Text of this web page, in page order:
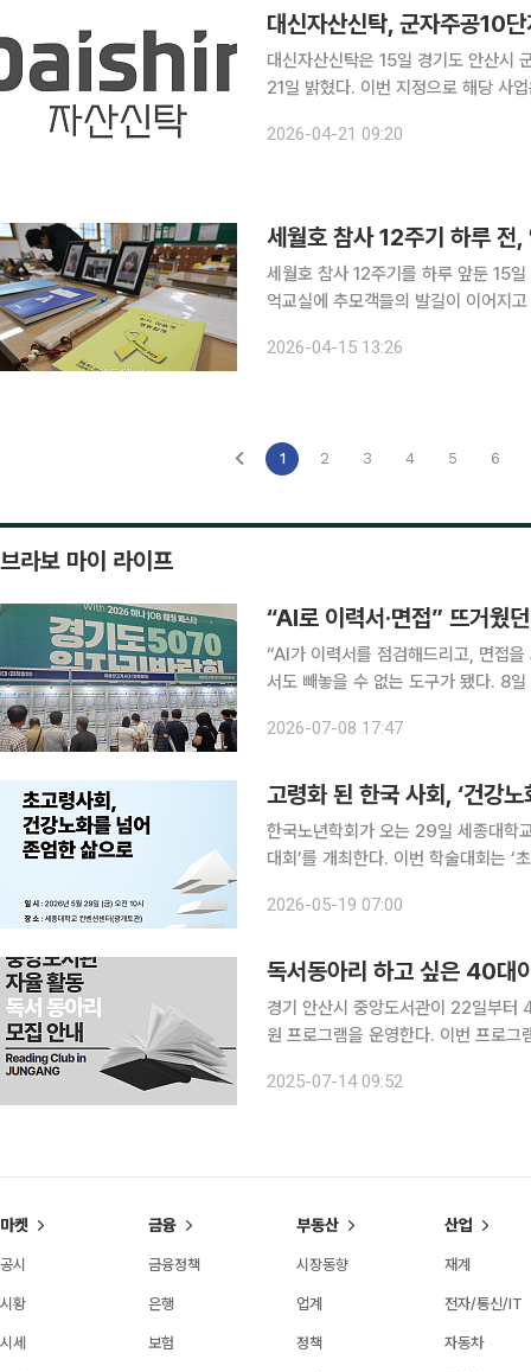
대신자산신탁, 군자주공10
대신자산신탁은 15일 경기도 안산시
21일 밝혔다. 이번 지정으로 해당 사
신축 단지로 조성될 예정이다. 서해
2026-04-21 09:20
세월호 참사 12주기 하루 전
세월호 참사 12주기를 하루 앞둔 15
억교실에 추모객들의 발길이 이어지
2026-04-15 13:26
1 2 3 4 5 6
브라보 마이 라이프
“AI로 이력서·면접” 뜨거웠
“AI가 이력서를 점검해드리고, 면접
서도 빼놓을 수 없는 도구가 됐다. 8일 경기도 수원시 팔달구 수원메쎄에서 열린 ‘2026년 경기도
방문해 재취업을 향한 높은 관심을 보
2026-07-08 17:47
고령화 된 한국 사회, ‘건강
한국노년학회가 오는 29일 세종대학
대회’를 개최한다. 이번 학술대회는 ‘
엄한 삶을 이어갈 수 있는 사회적 조
2026-05-19 07:00
독서동아리 하고 싶은 40대
경기 안산시 중앙도서관이 22일부터
원 프로그램을 운영한다. 이번 프로그램은 안산시가 (사)전국책읽는도시협의회가 주관한 ‘2025년
프로그램 등 동아리 운영에 필요한 활
2025-07-14 09:52
마켓
공시
시황
시세
금융
금융정책
은행
보험
부동산
시장동향
업계
정책
산업
재계
전자/통신/IT
자동차